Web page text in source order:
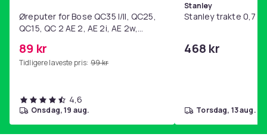
Øreputer for Bose QC35 I/II, QC25,
QC15, QC 2 AE 2, AE 2i, AE 2w,
89 kr
Tidligere laveste pris: 99 kr
4,6
onsdag, 19 aug.
Stanley
Stanley trakte 0,7 l,
468 kr
torsdag, 13 aug.